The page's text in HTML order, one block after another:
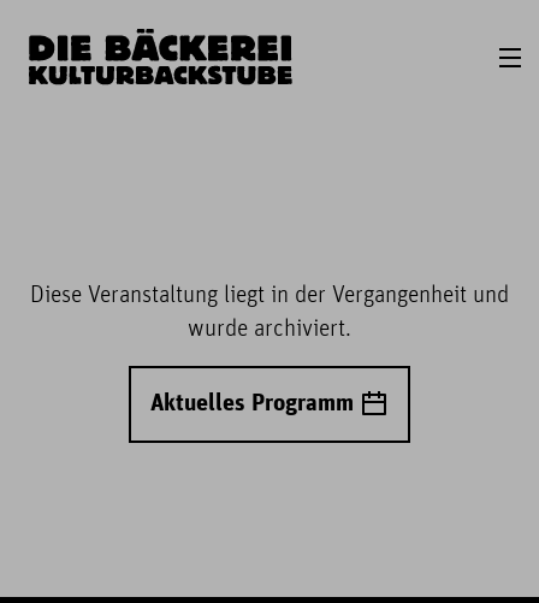
Diese Veranstaltung liegt in der Vergangenheit und
wurde archiviert.
Aktuelles Programm